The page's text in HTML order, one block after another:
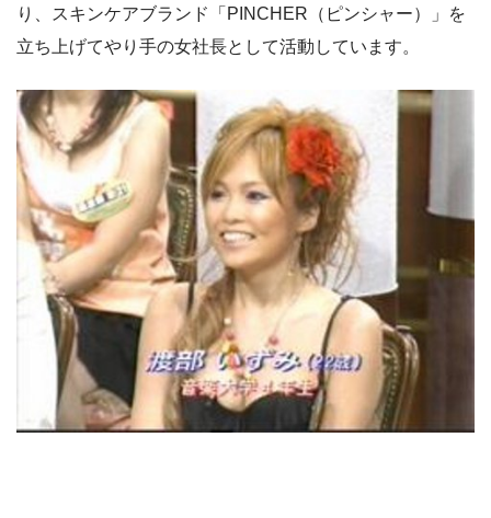
り、スキンケアブランド「PINCHER（ピンシャー）」を
立ち上げてやり手の女社長として活動しています。